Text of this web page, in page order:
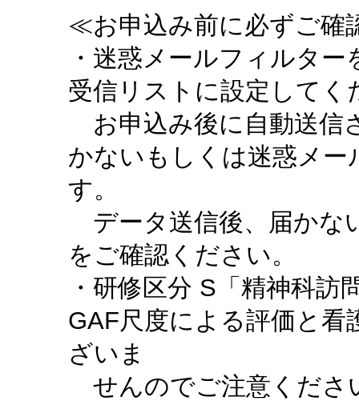
≪お申込み前に必ずご確
・迷惑メールフィルタ
受信リストに設定してく
お申込み後に自動送信
かないもしくは迷惑メ
す。
データ送信後、届かな
をご確認ください。
・研修区分 S「精神科
GAF尺度による評価と看
ざいま
せんのでご注意くださ